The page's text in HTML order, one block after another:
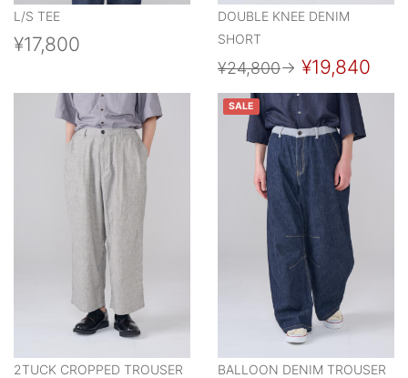
L/S TEE
¥17,800
DOUBLE KNEE DENIM
SHORT
¥24,800→ ¥19,840
2TUCK CROPPED TROUSER
SALE
BALLOON DENIM TROUSER